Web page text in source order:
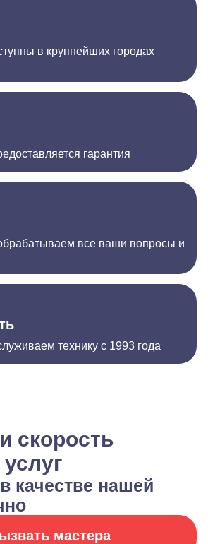
в крупнейших городах
гарантия
все ваши вопросы и
технику с 1993 года
скорость
качестве нашей
мастера